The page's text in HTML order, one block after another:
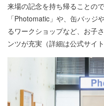
来場の記念を持ち帰ることの
「Photomatic」や、缶バッジ
るワークショップなど、お子
ンツが充実（詳細は公式サイト